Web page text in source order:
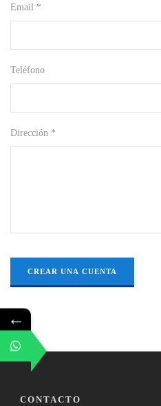
Email *
Teléfono
Dirección *
CONTACTO
←